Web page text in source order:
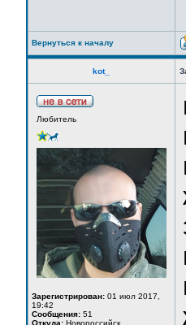
Вернуться к началу
kot_
Любитель
Зарегистрирован: 01 июл 2017,
19:42
Сообщения: 51
Откуда: Новороссийск